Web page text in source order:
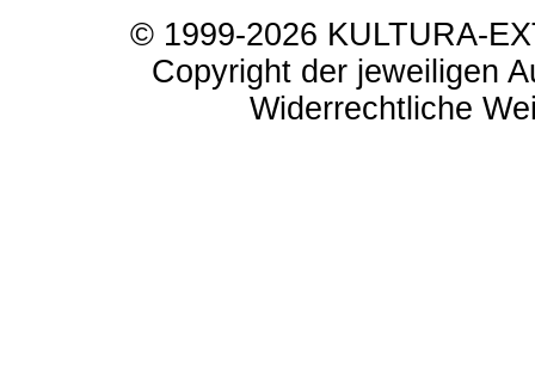
© 1999-2026 KULTURA-
Copyright der jeweiligen
Widerrechtliche